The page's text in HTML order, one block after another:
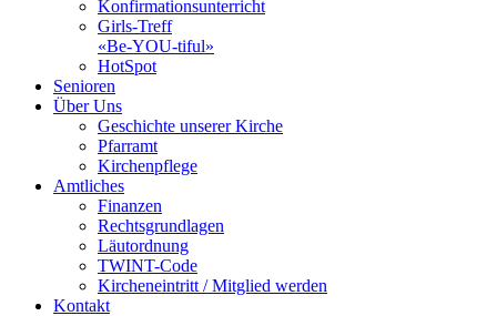
Konfirmationsunterricht
Girls-Treff
«Be-YOU-tiful»
HotSpot
Senioren
Über Uns
Geschichte unserer Kirche
Pfarramt
Kirchenpflege
Amtliches
Finanzen
Rechtsgrundlagen
Läutordnung
TWINT-Code
Kircheneintritt / Mitglied werden
Kontakt